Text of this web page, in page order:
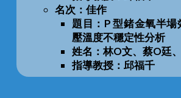
名次：佳作
題目：P 型鍺金氧半
壓溫度不穩定性分析
姓名：林O文、蔡O廷
指導教授：邱福千